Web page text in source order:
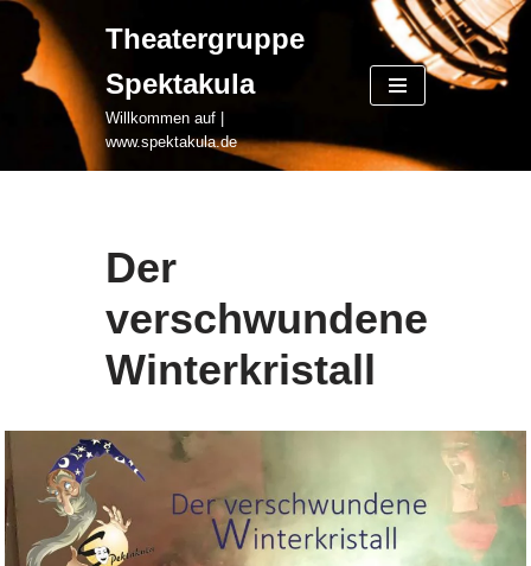
Zum
Inhalt
springen
Theatergruppe
Spektakula
Willkommen auf |
www.spektakula.de
Der
verschwundene
Winterkristall